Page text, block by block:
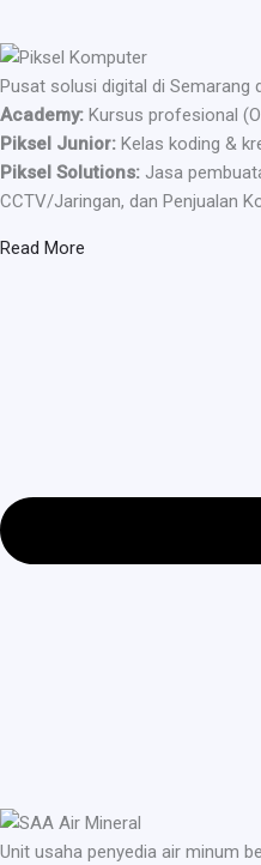
Pusat solusi digital di Semarang
Academy: Kursus profesional
Piksel Junior: Kelas koding &
Piksel Solutions: Jasa
CCTV/Jaringan, dan Penjualan
Read More
Unit usaha penyedia air minum